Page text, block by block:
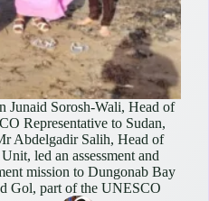
Junaid Sorosh-Wali, Head of
Representative to Sudan,
Abdelgadir Salih, Head of
led an assessment and
mission to Dungonab Bay
Gol, part of the UNESCO…